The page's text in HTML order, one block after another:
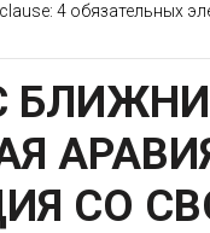
4 обязательных
СО